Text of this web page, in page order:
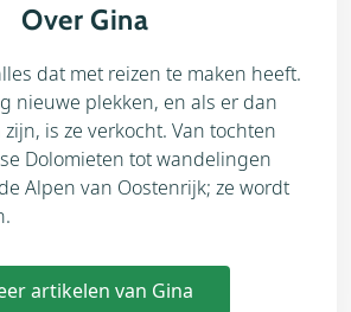
Over Gina
dat met reizen te maken heeft.
nieuwe plekken, en als er dan
is ze verkocht. Van tochten
Dolomieten tot wandelingen
Alpen van Oostenrijk; ze wordt
artikelen van Gina